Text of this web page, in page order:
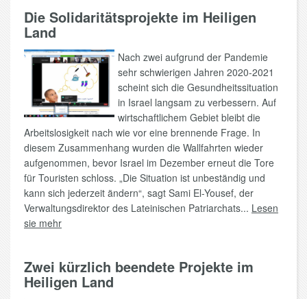
Die Solidaritätsprojekte im Heiligen
Land
Nach zwei aufgrund der Pandemie
sehr schwierigen Jahren 2020-2021
scheint sich die Gesundheitssituation
in Israel langsam zu verbessern. Auf
wirtschaftlichem Gebiet bleibt die
Arbeitslosigkeit nach wie vor eine brennende Frage. In
diesem Zusammenhang wurden die Wallfahrten wieder
aufgenommen, bevor Israel im Dezember erneut die Tore
für Touristen schloss. „Die Situation ist unbeständig und
kann sich jederzeit ändern“, sagt Sami El-Yousef, der
Verwaltungsdirektor des Lateinischen Patriarchats... Lesen
sie mehr
Zwei kürzlich beendete Projekte im
Heiligen Land